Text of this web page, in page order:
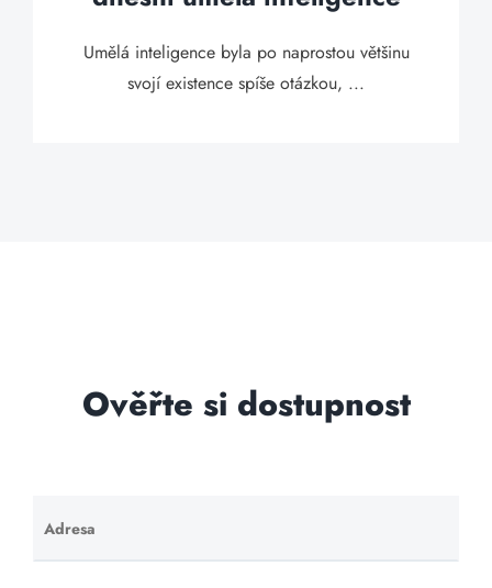
Umělá inteligence byla po naprostou většinu
svojí existence spíše otázkou, ...
Ověřte si dostupnost
Adresa
Ponechte
toto pole